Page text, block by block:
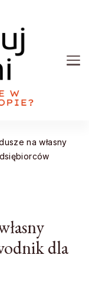
na własny
dla